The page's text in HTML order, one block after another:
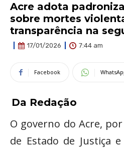
Acre adota
sobre mortes
transparência na
17/01/2026 7:44 am
Facebook
Da Redação
O governo do Acre,
de Estado de Justiça